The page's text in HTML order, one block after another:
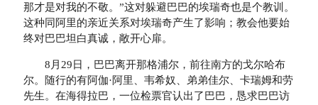
那才是对我的不敬。”这对躲避巴巴的埃瑞奇也是个教训。
这种同阿里的亲近关系对埃瑞奇产生了影响；教会他要始
终对巴巴坦白真诚，敞开心扉。
8月29日，巴巴离开那格浦尔，前往南方的戈尔哈布
尔。随行的有阿伽·阿里、韦希奴、弟弟佳尔、卡瑞姆和劳
先生。在海得拉巴，一位检票官认出了巴巴，恳求巴巴访